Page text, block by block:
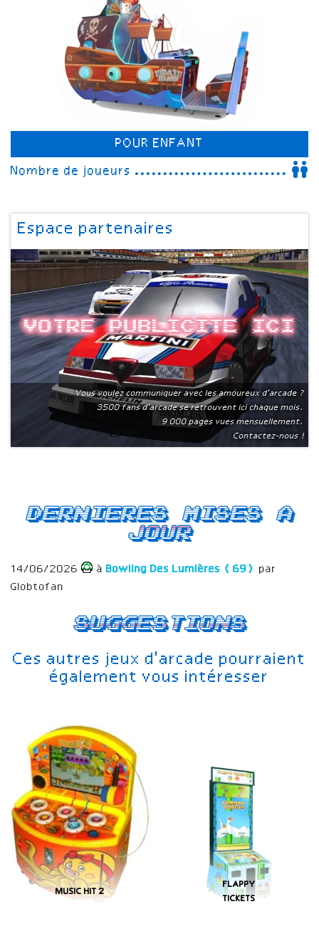
POUR ENFANT
Nombre de joueurs
Espace partenaires
Votre publicite ici
Vous voulez communiquer avec les amoureux d'arcade ?
3500 fans d'arcade se retrouvent ici chaque mois.
9 000 pages vues mensuellement.
Contactez-nous !
Suggestions
Ces autres jeux d'arcade pourraient
également vous intéresser
MUSIC HIT 2
FLAPPY
TICKETS
Dernieres mises a
jour
14/06/2026 à Bowling Des Lumières (69)
par
Globtofan